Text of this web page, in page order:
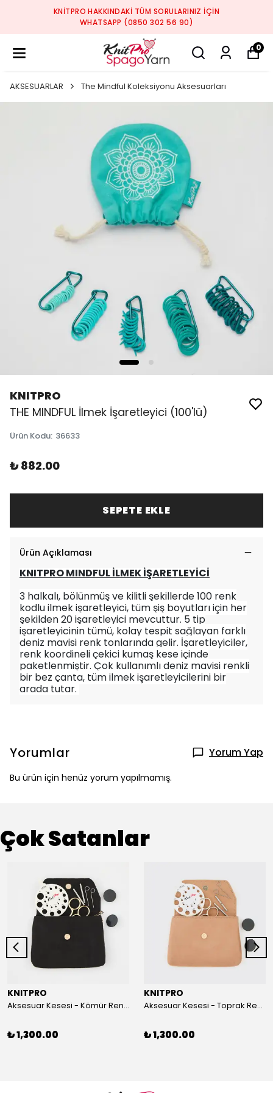
KNITPRO HAKKINDAKI TÜM SORULARINIZ IÇIN
WHATSAPP (0850 302 56 90)
0
AKSESUARLAR The Mindful Koleksiyonu Aksesuarları
KNITPRO
THE MINDFUL İlmek İşaretleyici (100'lü)
Ürün Kodu: 36633
₺ 882.00
SEPETE EKLE
Ürün Açıklaması
KNITPRO MINDFUL İLMEK İŞARETLEYİCİ
3 halkalı, bölünmüş ve kilitli şekillerde 100 renk
kodlu ilmek işaretleyici, tüm şiş boyutları için her
şekilden 20 işaretleyici mevcuttur. 5 tip
işaretleyicinin tümü, kolay tespit sağlayan farklı
deniz mavisi renk tonlarında gelir. İşaretleyiciler,
renk koordineli çekici kumaş kese içinde
paketlenmiştir. Çok kullanımlı deniz mavisi renkli
bir bez çanta, tüm ilmek işaretleyicilerini bir
arada tutar.
Yorumlar Yorum Yap
Bu ürün için henüz yorum yapılmamış.
Çok Satanlar
KNITPRO
Aksesuar Kesesi - Kömür Rengi
₺ 1,300.00
KNITPRO
Aksesuar Kesesi - Toprak Rengi
₺ 1,300.00